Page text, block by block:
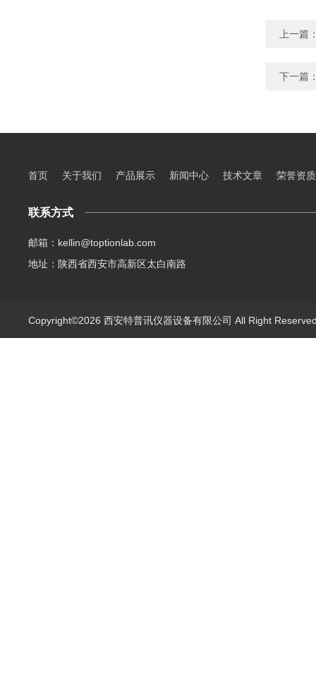
上一篇
下一篇
首页 关于我们 产品展示 新闻中心 技术文章 荣誉资质
联系方式
邮箱：kellin@toptionlab.com
地址：陕西省西安市高新区太白南路
Copyright©2026 西安特普讯仪器设备有限公司 All Right